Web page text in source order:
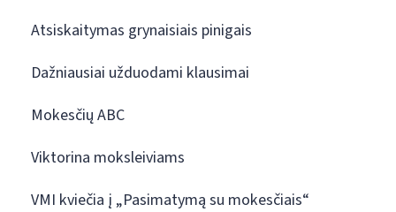
Atsiskaitymas grynaisiais pinigais
Dažniausiai užduodami klausimai
Mokesčių ABC
Viktorina moksleiviams
VMI kviečia į „Pasimatymą su mokesčiais“